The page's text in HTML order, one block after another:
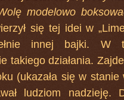
modelowo
się tej idei w
innej bajki. W
takiego działania.
(ukazała się w stanie
ludziom nadzieję.